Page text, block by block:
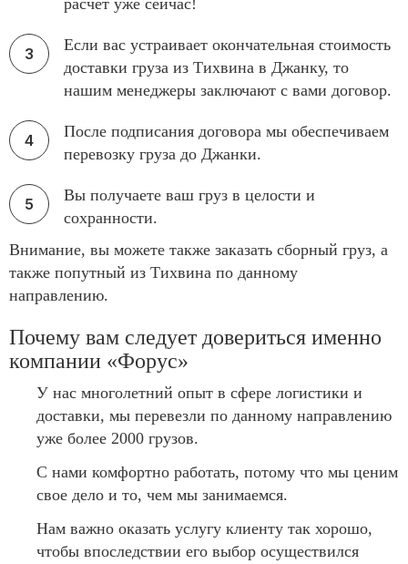
расчет уже сейчас!
Если вас устраивает окончательная стоимость
доставки груза из Тихвина в Джанку, то
нашим менеджеры заключают с вами договор.
После подписания договора мы обеспечиваем
перевозку груза до Джанки.
Вы получаете ваш груз в целости и
сохранности.
Внимание, вы можете также заказать сборный груз, а
также попутный из Тихвина по данному
направлению.
Почему вам следует довериться именно
компании «Форус»
У нас многолетний опыт в сфере логистики и
доставки, мы перевезли по данному направлению
уже более 2000 грузов.
С нами комфортно работать, потому что мы ценим
свое дело и то, чем мы занимаемся.
Нам важно оказать услугу клиенту так хорошо,
чтобы впоследствии его выбор осуществился